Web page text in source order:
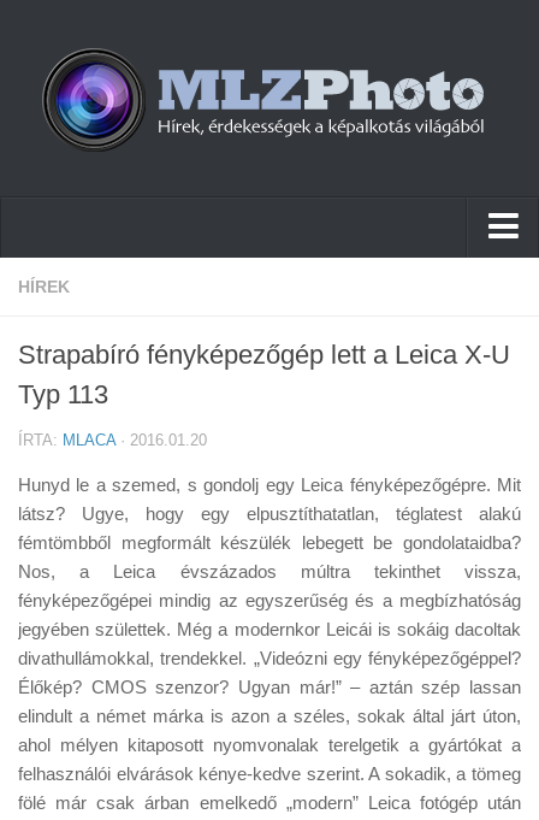
Hírek
Cikkek
Szoftver
Tudástár
Tanácsok
Érdekességek
Helyszíni Riport
E-BB
HÍREK
Strapabíró fényképezőgép lett a Leica X-U
Typ 113
ÍRTA: MLACA· 2016.01.20
Hunyd le a szemed, s gondolj egy Leica fényképezőgépre. Mit
látsz? Ugye, hogy egy elpusztíthatatlan, téglatest alakú
fémtömbből megformált készülék lebegett be gondolataidba?
Nos, a Leica évszázados múltra tekinthet vissza,
fényképezőgépei mindig az egyszerűség és a megbízhatóság
jegyében születtek. Még a modernkor Leicái is sokáig dacoltak
divathullámokkal, trendekkel. „Videózni egy fényképezőgéppel?
Élőkép? CMOS szenzor? Ugyan már!” – aztán szép lassan
elindult a német márka is azon a széles, sokak által járt úton,
ahol mélyen kitaposott nyomvonalak terelgetik a gyártókat a
felhasználói elvárások kénye-kedve szerint. A sokadik, a tömeg
fölé már csak árban emelkedő „modern” Leica fotógép után